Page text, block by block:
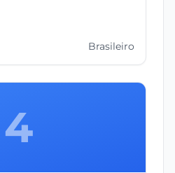
Brasileiro
4